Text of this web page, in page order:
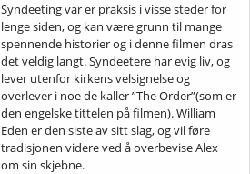
Syndeeting var er praksis i visse steder for
lenge siden, og kan være grunn til mange
spennende historier og i denne filmen dras
det veldig langt. Syndeetere har evig liv, og
lever utenfor kirkens velsignelse og
overlever i noe de kaller ”The Order”(som er
den engelske tittelen på filmen). William
Eden er den siste av sitt slag, og vil føre
tradisjonen videre ved å overbevise Alex
om sin skjebne.